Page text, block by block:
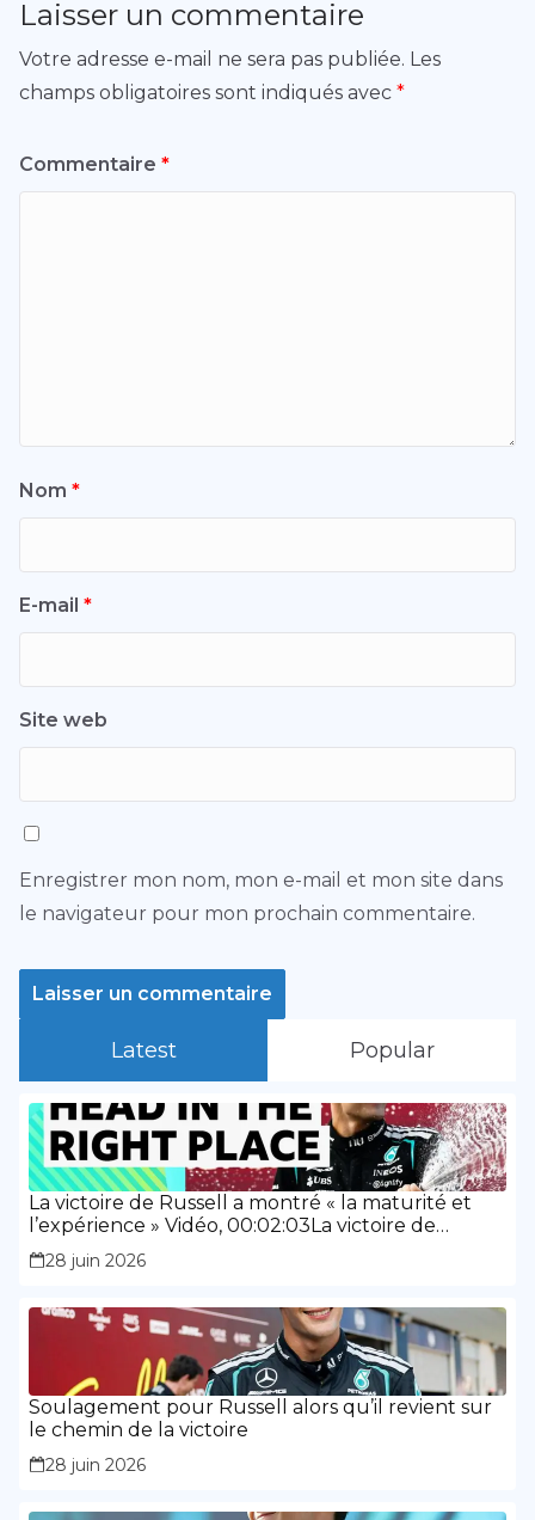
Laisser un commentaire
Votre adresse e-mail ne sera pas publiée. Les
champs obligatoires sont indiqués avec *
Commentaire *
Nom *
E-mail *
Site web
Enregistrer mon nom, mon e-mail et mon site dans
le navigateur pour mon prochain commentaire.
Latest Popular
La victoire de Russell a montré « la maturité et
l’expérience » Vidéo, 00:02:03La victoire de
Russell a montré « la maturité et l’expérience »
28 juin 2026
Soulagement pour Russell alors qu’il revient sur
le chemin de la victoire
28 juin 2026